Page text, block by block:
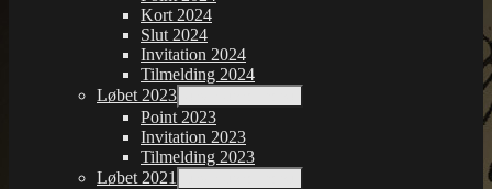
Kort 2024
Slut 2024
Invitation 2024
Tilmelding 2024
Løbet 2023
Point 2023
Invitation 2023
Tilmelding 2023
Løbet 2021